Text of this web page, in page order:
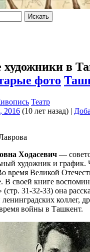
Искать
художники в
фото
Театр
2016 (10 лет назад) |
Ходасевич —
художник и график.
время Великой
В своей книге
31-32-33) она
коллег,
войны в Ташкент.